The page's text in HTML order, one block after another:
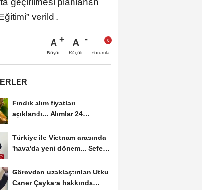
geçirilmesi planlanan
verildi.
A
Büyüt
A
Küçült Yorumlar
Fındık alım fiyatları
açıklandı... Alımlar 24
Türkiye ile Vietnam arasında
'hava'da yeni dönem... Sefer
Görevden uzaklaştırılan Utku
Caner Çaykara hakkında